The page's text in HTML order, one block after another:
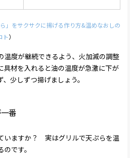
」をサクサクに揚げる作り方&温めなおしの
ト）
温度が継続できるよう、火加減の調整
具材を入れると油の温度が急激に下が
少しずつ揚げましょう。
番
いますか？ 実はグリルで天ぷらを温
です。